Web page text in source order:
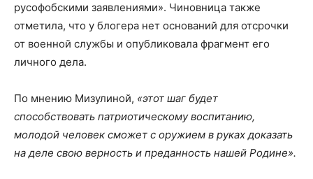
русофобскими заявлениями». Чиновница также
отметила, что у блогера нет оснований для отсрочки
от военной службы и опубликовала фрагмент его
личного дела.
По мнению Мизулиной, «этот шаг будет
способствовать патриотическому воспитанию,
молодой человек сможет с оружием в руках доказать
на деле свою верность и преданность нашей Родине».